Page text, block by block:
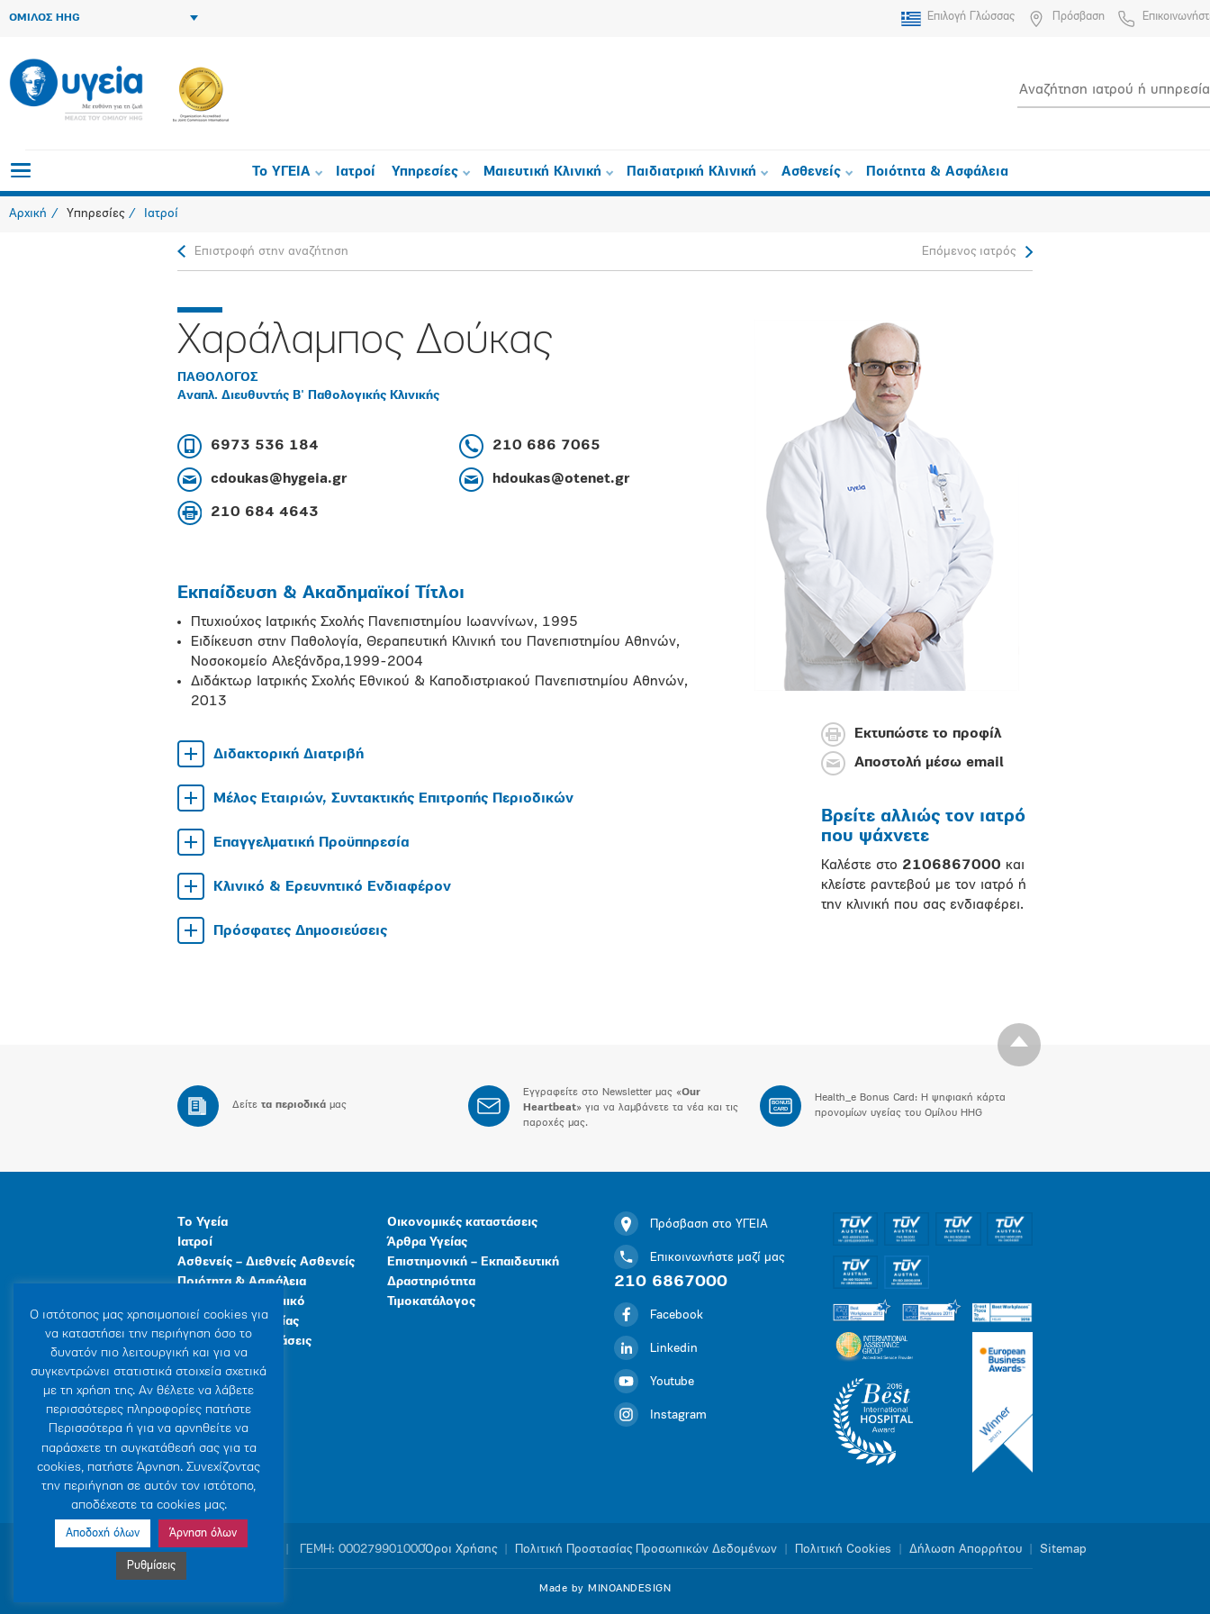
ΟΜΙΛΟΣ HHG Επιλογή Γλώσσας Πρόσβαση
Το ΥΓΕΙΑ Ιατροί Υπηρεσίες Μαιευτική Κλινική Παιδιατρική Κλινική Ασθενείς Ποιότητα & Ασφάλεια
Αρχική Υπηρεσίες Ιατροί
Επιστροφή στην αναζήτηση Επόμενος ιατρός
Χαράλαμπος Δούκας
ΠΑΘΟΛΟΓΟΣ
Αναπλ. Διευθυντής Β' Παθολογικής Κλινικής
6973 536 184 210 686 7065
cdoukas@hygeia.gr hdoukas@otenet.gr
210 684 4643
Εκπαίδευση & Ακαδημαϊκοί Τίτλοι
Πτυχιούχος Ιατρικής Σχολής Πανεπιστημίου Ιωαννίνων, 1995
Ειδίκευση στην Παθολογία, Θεραπευτική Κλινική του Πανεπιστημίου Αθηνών,
Νοσοκομείο Αλεξάνδρα,1999-2004
Διδάκτωρ Ιατρικής Σχολής Εθνικού & Καποδιστριακού Πανεπιστημίου Αθηνών,
2013
Διδακτορική Διατριβή
Μέλος Εταιριών, Συντακτικής Επιτροπής Περιοδικών
Επαγγελματική Προϋπηρεσία
Κλινικό & Ερευνητικό Ενδιαφέρον
Πρόσφατες Δημοσιεύσεις
Εκτυπώστε το προφίλ
Αποστολή μέσω email
Βρείτε αλλιώς τον ιατρό
που ψάχνετε
Καλέστε στο 2106867000 και
κλείστε ραντεβού με τον ιατρό ή
την κλινική που σας ενδιαφέρει.
Δείτε τα περιοδικά μας
Εγγραφείτε στο Newsletter μας «Our
Heartbeat» για να λαμβάνετε τα νέα και τις
παροχές μας.
BONUS
CARD
Health_e Bonus Card: H ψηφιακή κάρτα
προνομίων υγείας του Ομίλου HHG
Το Υγεία
Ιατροί
Ασθενείς – Διεθνείς Ασθενείς
Ποιότητα & Ασφάλεια
Ανθρώπινο Δυναμικό
Προγράμματα Υγείας
Γενικές Εγκαταστάσεις
Οικονομικές καταστάσεις
Άρθρα Υγείας
Επιστημονική – Εκπαιδευτική
Δραστηριότητα
Τιμοκατάλογος
Πρόσβαση στο ΥΓΕΙΑ
Επικοινωνήστε μαζί μας
210 6867000
Facebook
Linkedin
Youtube
Instagram
© 2007-2026 ΥΓΕΙΑ Μ.Α.Ε ΓΕΜΗ: 000279901000Όροι Χρήσης Πολιτική Προστασίας Προσωπικών Δεδομένων Πολιτική Cookies Δήλωση Απορρήτου Sitemap
Made by MINOANDESIGN
Ο ιστότοπoς μας χρησιμοποιεί cookies για
να καταστήσει την περιήγηση όσο το
δυνατόν πιο λειτουργική και για να
συγκεντρώνει στατιστικά στοιχεία σχετικά
με τη χρήση της. Αν θέλετε να λάβετε
περισσότερες πληροφορίες πατήστε
Περισσότερα ή για να αρνηθείτε να
παράσχετε τη συγκατάθεσή σας για τα
cookies, πατήστε Άρνηση. Συνεχίζοντας
την περιήγηση σε αυτόν τον ιστότοπο,
αποδέχεστε τα cookies μας.
Αποδοχή όλων Άρνηση όλων
Ρυθμίσεις